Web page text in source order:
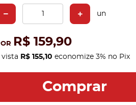
un
R$ 159,90
vista R$ 155,10 economize3% no Pix
Comprar